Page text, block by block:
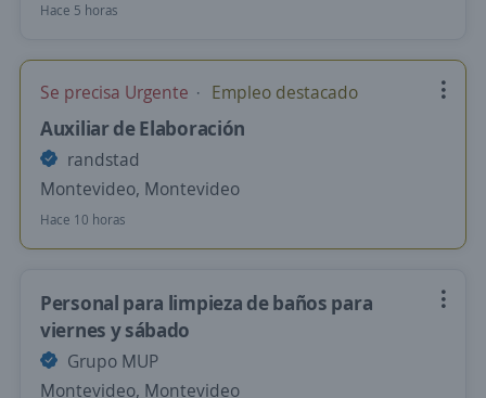
Hace 5 horas
Se precisa Urgente Empleo destacado
Auxiliar de Elaboración
randstad
Montevideo, Montevideo
Hace 10 horas
Personal para limpieza de baños para
viernes y sábado
Grupo MUP
Montevideo, Montevideo